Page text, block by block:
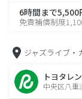
6時間まで5,500
免責補償制度
ジャズライブ・
トヨタレ
中央区八重